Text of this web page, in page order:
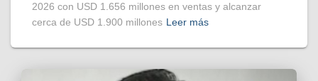
2026 con USD 1.656 millones en ventas y alcanzar
cerca de USD 1.900 millones Leer más